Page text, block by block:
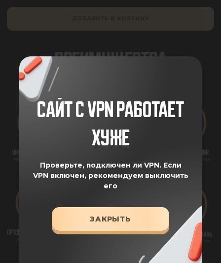
ПРЕИМУЩЕСТВА
САЙТ С VPN РАБОТАЕТ
ХУЖЕ
Проверьте, подключен ли VPN. Если
VPN включен, рекомендуем выключить
его
ЗАКРЫТЬ